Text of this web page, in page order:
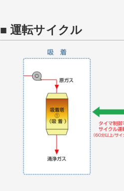
■ 運転サイクル